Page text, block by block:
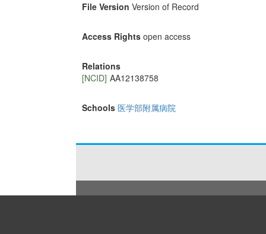
File Version Version of Record
Access Rights open access
Relations
[NCID] AA12138758
Schools 医学部附属病院